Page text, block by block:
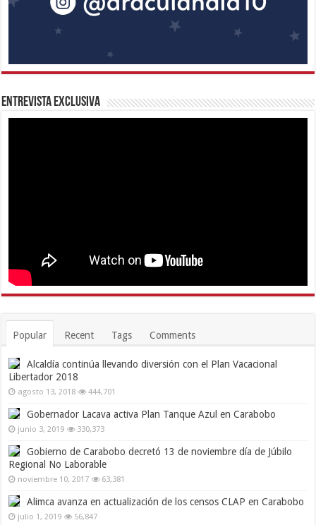
Entrevista Exclusiva
Popular Recent Tags Comments
Alcaldía continúa llevando diversión con el Plan Vacacional
Libertador 2018
agosto 13, 2018 444,701
Gobernador Lacava activa Plan Tanque Azul en Carabobo
junio 3, 2019 330,373
Gobierno de Carabobo decretó 13 de noviembre día de Júbilo
Regional No Laborable
noviembre 10, 2017 63,381
Alimca avanza en actualización de los censos CLAP en Carabobo
julio 1, 2019 56,847